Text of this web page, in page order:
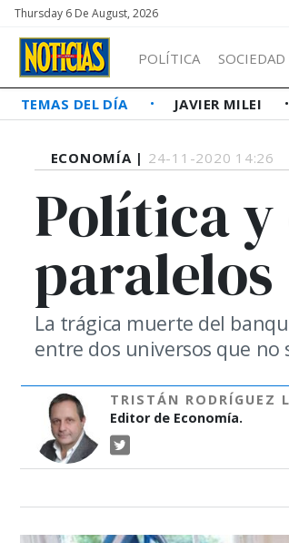
Thursday 6 De August, 2026
POLÍTICA SOCIEDAD
TEMAS DEL DÍA JAVIER MILEI
ECONOMÍA | 24-11-2020 14:26
Política y
paralelos
La trágica muerte del
entre dos universos que no
TRISTÁN RODRÍGUEZ
Editor de Economía.